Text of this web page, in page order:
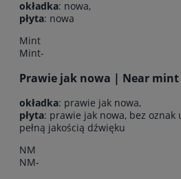
okładka: nowa,
płyta: nowa
Mint
Mint-
Prawie jak nowa | Near mint
okładka: prawie jak nowa,
płyta: prawie jak nowa, bez oznak
pełną jakością dźwięku
NM
NM-